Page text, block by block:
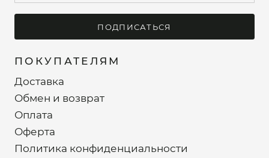
ПОКУПАТЕЛЯМ
Доставка
Обмен и возврат
Оплата
Оферта
Политика конфиденциальности
ПОДПИСАТЬСЯ